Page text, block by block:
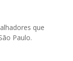
que
Paulo.